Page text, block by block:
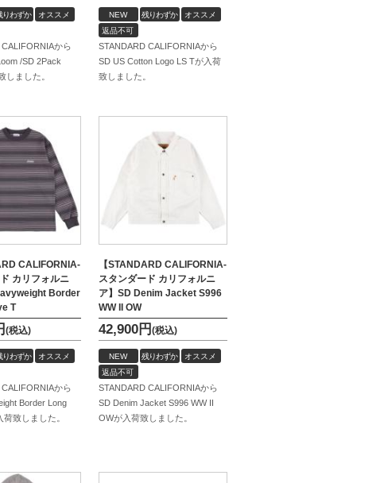
りわずか
オススメ
から
/SD 2Pack
しました。
NEW 残りわずか
オススメ
返品不可
STANDARD CALIFORNIAから
SD US Cotton Logo LS Tが入荷
致しました。
CALIFORNIA-
カリフォルニ
Border
T
(税込)
りわずか
オススメ
から
Border Long
致しました。
【STANDARD CALIFORNIA-
スタンダード カリフォルニ
ア】SD Denim Jacket S996
WW II OW
42,900円 (税込)
NEW 残りわずか
オススメ
返品不可
STANDARD CALIFORNIAから
SD Denim Jacket S996 WW II
OWが入荷致しました。